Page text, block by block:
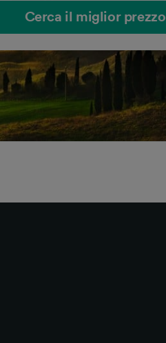
Cerca il miglior prezzo